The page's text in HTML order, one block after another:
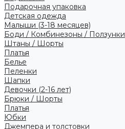
Подарочная упаковка
Детская одежда
Малыши (3-18 месяцев)
Боди / Комбинезоны / Ползунки
Штаны / Шорты
Платья
Белье
Пеленки
Шапки
Девочки (2-16 лет)
Брюки / Шорты
Платья
Юбки
Джемпера и толстовки